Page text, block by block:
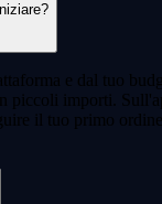
e dal tuo
piccoli importi.
il tuo primo